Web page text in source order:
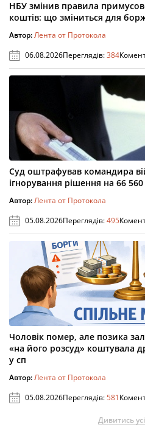
НБУ змінив правила
коштів: що зміниться для
Автор:Лента от Протокола
06.08.2026Переглядів:384
Суд оштрафував командира
ігнорування рішення на 66 560
Автор:Лента от Протокола
05.08.2026Переглядів:495
Чоловік помер, але позика
«на його розсуд» коштувала
у сп
Автор:Лента от Протокола
05.08.2026Переглядів:581
Дивитись